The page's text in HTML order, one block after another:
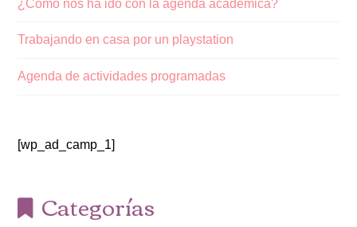
¿Cómo nos ha ido con la agenda académica?
Trabajando en casa por un playstation
Agenda de actividades programadas
[wp_ad_camp_1]
Categorías